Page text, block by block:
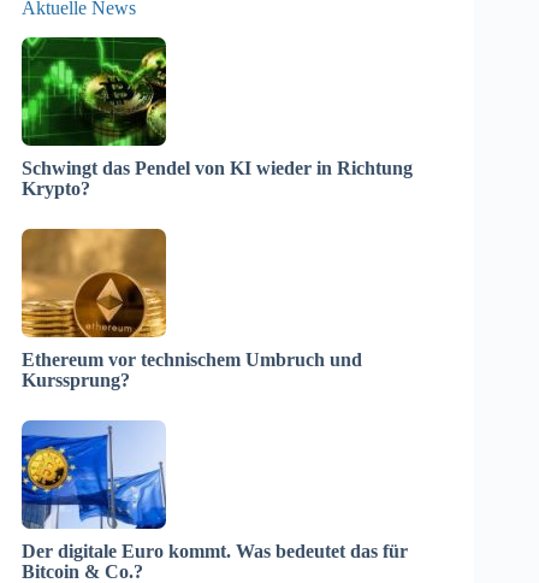
Aktuelle News
Schwingt das Pendel von KI wieder in Richtung
Krypto?
Ethereum vor technischem Umbruch und
Kurssprung?
Der digitale Euro kommt. Was bedeutet das für
Bitcoin & Co.?